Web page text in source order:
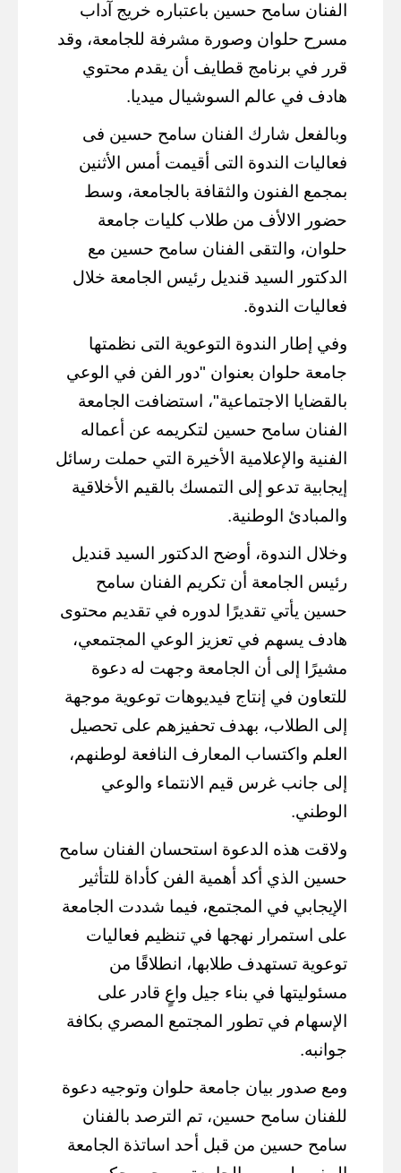
الفنان سامح حسين باعتباره خريج آداب
مسرح حلوان وصورة مشرفة للجامعة، وقد
قرر في برنامج قطايف أن يقدم محتوي
هادف في عالم السوشيال ميديا.
وبالفعل شارك الفنان سامح حسين فى
فعاليات الندوة التى أقيمت أمس الأثنين
بمجمع الفنون والثقافة بالجامعة، وسط
حضور الالأف من طلاب كليات جامعة
حلوان، والتقى الفنان سامح حسين مع
الدكتور السيد قنديل رئيس الجامعة خلال
فعاليات الندوة.
وفي إطار الندوة التوعوية التى نظمتها
جامعة حلوان بعنوان "دور الفن في الوعي
بالقضايا الاجتماعية"، استضافت الجامعة
الفنان سامح حسين لتكريمه عن أعماله
الفنية والإعلامية الأخيرة التي حملت رسائل
إيجابية تدعو إلى التمسك بالقيم الأخلاقية
والمبادئ الوطنية.
وخلال الندوة، أوضح الدكتور السيد قنديل
رئيس الجامعة أن تكريم الفنان سامح
حسين يأتي تقديرًا لدوره في تقديم محتوى
هادف يسهم في تعزيز الوعي المجتمعي،
مشيرًا إلى أن الجامعة وجهت له دعوة
للتعاون في إنتاج فيديوهات توعوية موجهة
إلى الطلاب، بهدف تحفيزهم على تحصيل
العلم واكتساب المعارف النافعة لوطنهم،
إلى جانب غرس قيم الانتماء والوعي
الوطني.
ولاقت هذه الدعوة استحسان الفنان سامح
حسين الذي أكد أهمية الفن كأداة للتأثير
الإيجابي في المجتمع، فيما شددت الجامعة
على استمرار نهجها في تنظيم فعاليات
توعوية تستهدف طلابها، انطلاقًا من
مسئوليتها في بناء جيل واعٍ قادر على
الإسهام في تطور المجتمع المصري بكافة
جوانبه.
ومع صدور بيان جامعة حلوان وتوجيه دعوة
للفنان سامح حسين، تم الترصد بالفنان
سامح حسين من قبل أحد اساتذة الجامعة